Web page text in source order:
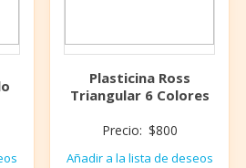
Plasticina Ross
Triangular 6 Colores
Precio: $800
Añadir a la lista de deseos